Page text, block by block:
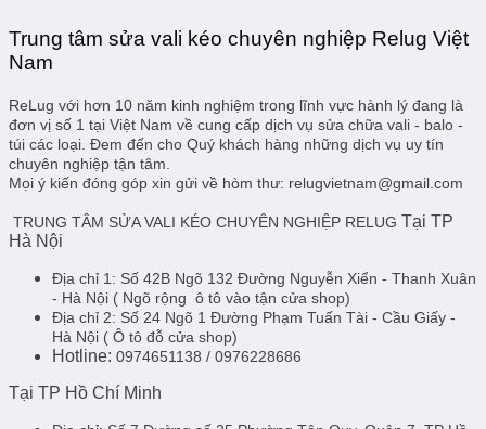
Trung tâm sửa vali kéo chuyên nghiệp Relug Việt
Nam
ReLug với hơn 10 năm kinh nghiệm trong lĩnh vực hành lý đang là
đơn vị số 1 tại Việt Nam về cung cấp dịch vụ sửa chữa vali - balo -
túi các loại. Đem đến cho Quý khách hàng những dịch vụ uy tín
chuyên nghiệp tận tâm.
Mọi ý kiến đóng góp xin gửi về hòm thư: relugvietnam@gmail.com
TRUNG TÂM SỬA VALI KÉO CHUYÊN NGHIỆP RELUG Tại TP
Hà Nội
Địa chỉ 1: Số 42B Ngõ 132 Đường Nguyễn Xiển - Thanh Xuân
- Hà Nội ( Ngõ rộng ô tô vào tận cửa shop)
Địa chỉ 2: Số 24 Ngõ 1 Đường Phạm Tuấn Tài - Cầu Giấy -
Hà Nội ( Ô tô đỗ cửa shop)
Hotline: 0974651138 / 0976228686
Tại TP Hồ Chí Minh